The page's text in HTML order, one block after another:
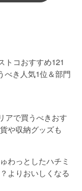
トコおすすめ121
べき人気1位＆部門
アで買うべきおす
や収納グッズも
わっとしたハチミ
よりおいしくなる